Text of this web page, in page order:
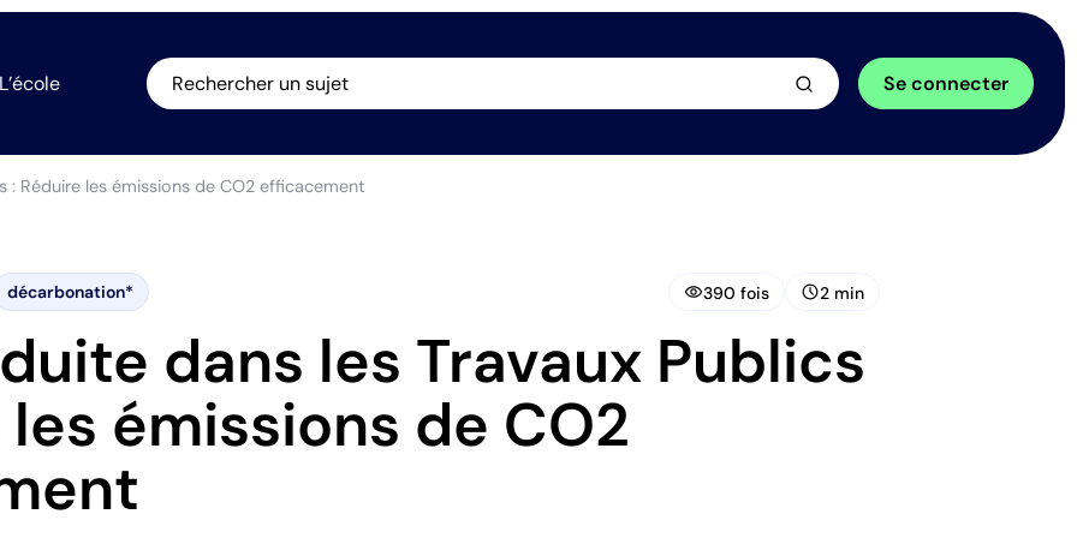
L’école Rechercher un sujet Se connecter
: Réduire les émissions de CO2 efficacement
décarbonation* visibility390 fois schedule2 min
dans les Travaux Publics
les émissions de CO2
arrow_forward